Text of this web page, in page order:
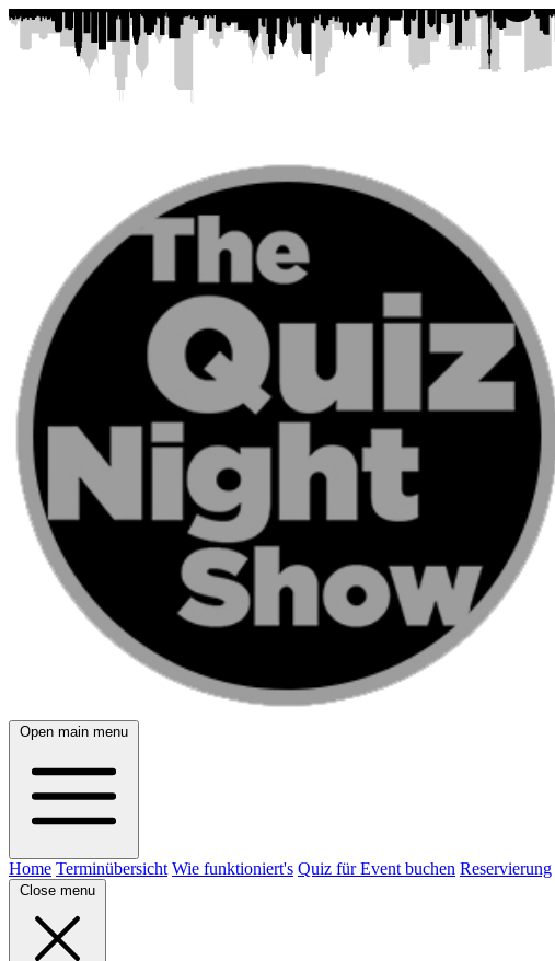
Open main menu
Home Terminübersicht Wie funktioniert's Quiz für Event buchen Reservierung
Close menu